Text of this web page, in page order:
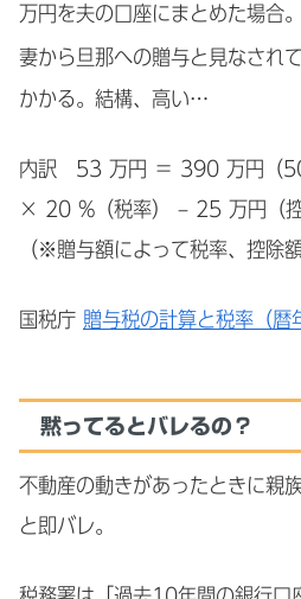
万円を夫の口座にまとめた場合。
妻から旦那への贈与と見なされて
かかる。結構、高い…
内訳 53 万円 ＝ 390 万円（
× 20 %（税率） – 25 万円（控
（※贈与額によって税率、控除
国税庁 贈与税の計算と税率（暦
黙ってるとバレるの？
不動産の動きがあったときに親
と即バレ。